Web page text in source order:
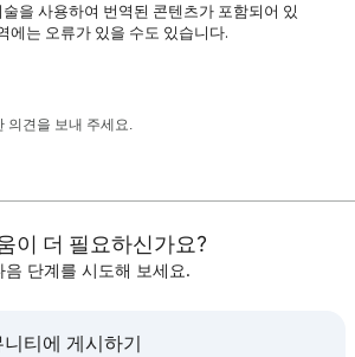
을 사용하여 번역된 콘텐츠가 포함되어 있
에는 오류가 있을 수도 있습니다.
의견을 보내 주세요.
이 더 필요하신가요?
음 단계를 시도해 보세요.
티에 게시하기